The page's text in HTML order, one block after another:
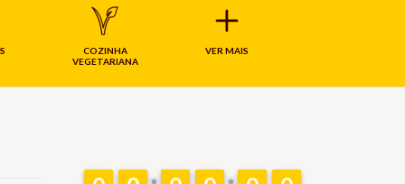
COZINHA
VEGETARIANA
VER MAIS